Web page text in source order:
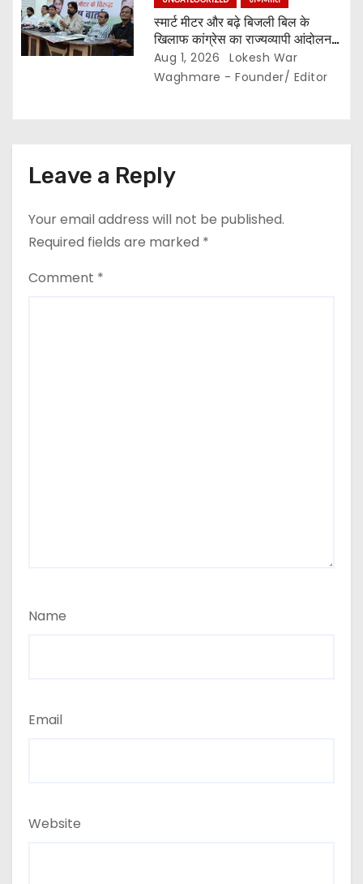
स्मार्ट मीटर और बढ़े बिजली बिल के
खिलाफ कांग्रेस का राज्यव्यापी आंदोलन,,
2 अगस्त से घर-घर अभियान,, दाम घटाने
और 400 यूनिट हाफ योजना बहाल करने
Aug 1, 2026
Lokesh War
Waghmare - Founder/ Editor
Leave a Reply
Your email address will not be published.
Required fields are marked *
Comment *
Name
Email
Website